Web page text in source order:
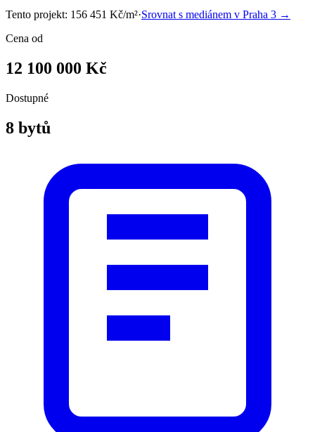
Tento projekt: 156 451 Kč/m²·Srovnat s mediánem v Praha 3 →
Cena od
12 100 000 Kč
Dostupné
8 bytů